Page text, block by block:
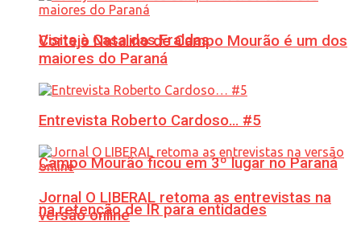
Visita à Casa das Fraldas
Campo Mourão ficou em 3º lugar no Paraná
na retenção de IR para entidades
Cortejo Natalino de Campo Mourão é um dos
maiores do Paraná
Entrevista Roberto Cardoso… #5
Jornal O LIBERAL retoma as entrevistas na
versão online